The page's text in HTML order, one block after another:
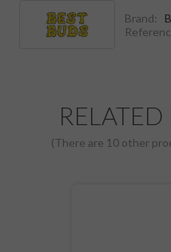
Brand:
(There are 10 other